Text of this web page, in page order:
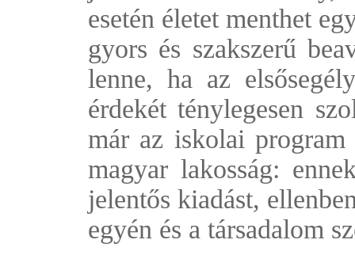
esetén életet menthet
gyors és szakszerű
lenne, ha az
érdekét ténylegesen
már az iskolai
magyar lakosság:
jelentős kiadást,
egyén és a társadalom